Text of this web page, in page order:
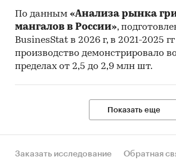
По данным «Анализа рынка
мангалов в России»,
BusinesStat в 2026 г, в 2021-2025
производство демонстрировало
пределах от 2,5 до 2,9 млн шт.
Показать еще
Заказать исследование
Обратная